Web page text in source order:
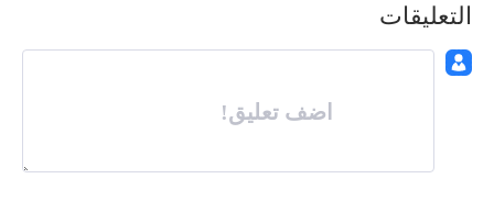
التعليقات
اضف تعليق!